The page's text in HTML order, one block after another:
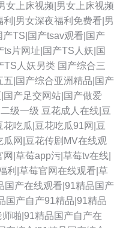
女上床视频|男女上床视频
|男女深夜福利免费看|男
产TS|国产tsav观看|国产
片网址|国产TS人妖|国
TS人妖另类 国产综合三
|国产综合亚洲精品|国产
产足交网站|国产做爱
级一级 豆花成人在线|豆
吃瓜|豆花吃瓜91网|豆
网|豆花传剧MV在线观
|草莓app污|草莓tv在线|
利|草莓官网在线观看|草
国产在线观看|91精品国产
国产自产91精品|91精品
啪|91精品国产自产在